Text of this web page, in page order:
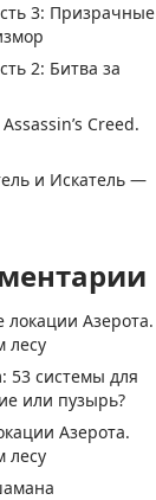
3: Призрачные
2: Битва за
Creed.
и Искатель —
локации Азерота.
лесу
53 системы для
или пузырь?
Азерота.
лесу